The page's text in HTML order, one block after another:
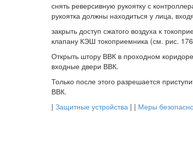
снять реверсивную рукоятку с
рукоятка должны находиться у лица,
закрыть доступ сжатого воздуха к
клапану КЭШ токоприемника (см. рис.
Открыть штору ВВК в проходном
входные двери ВВК.
Только после этого разрешается
ВВК.
| Защитные устройства | | Меры